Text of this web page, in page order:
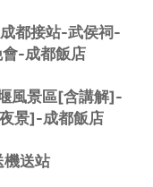
都接站-武侯祠-
-成都飯店
風景區[含講解]-
景]-成都飯店
機送站